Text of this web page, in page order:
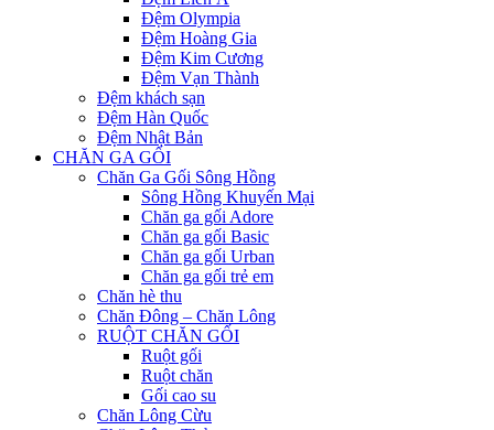
Đệm Olympia
Đệm Hoàng Gia
Đệm Kim Cương
Đệm Vạn Thành
Đệm khách sạn
Đệm Hàn Quốc
Đệm Nhật Bản
CHĂN GA GỐI
Chăn Ga Gối Sông Hồng
Sông Hồng Khuyến Mại
Chăn ga gối Adore
Chăn ga gối Basic
Chăn ga gối Urban
Chăn ga gối trẻ em
Chăn hè thu
Chăn Đông – Chăn Lông
RUỘT CHĂN GỐI
Ruột gối
Ruột chăn
Gối cao su
Chăn Lông Cừu